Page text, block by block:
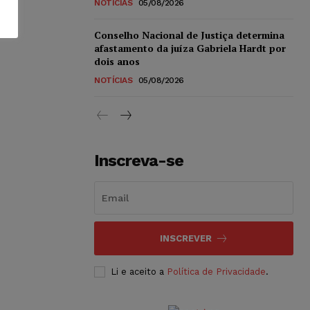
NOTÍCIAS 05/08/2026
Conselho Nacional de Justiça determina
afastamento da juíza Gabriela Hardt por
dois anos
NOTÍCIAS 05/08/2026
Inscreva-se
INSCREVER
Li e aceito a Política de Privacidade.